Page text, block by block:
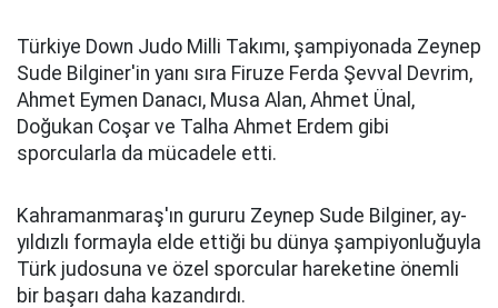
Türkiye Down Judo Milli Takımı, şampiyonada Zeynep
Sude Bilginer'in yanı sıra Firuze Ferda Şevval Devrim,
Ahmet Eymen Danacı, Musa Alan, Ahmet Ünal,
Doğukan Coşar ve Talha Ahmet Erdem gibi
sporcularla da mücadele etti.
Kahramanmaraş'ın gururu Zeynep Sude Bilginer, ay-
yıldızlı formayla elde ettiği bu dünya şampiyonluğuyla
Türk judosuna ve özel sporcular hareketine önemli
bir başarı daha kazandırdı.